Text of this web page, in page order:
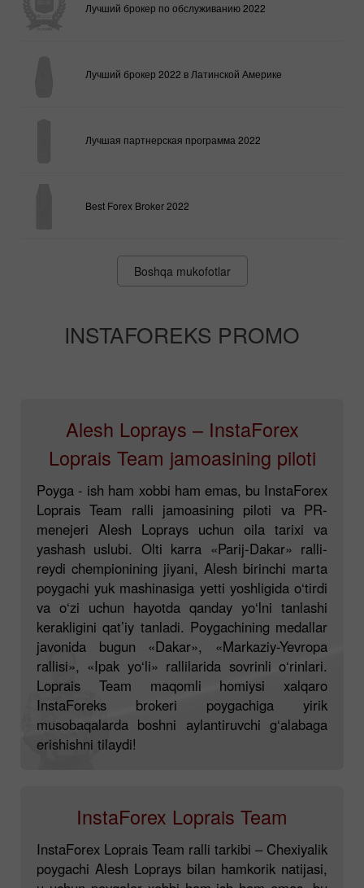
Лучший брокер по обслуживанию 2022
Лучший брокер 2022 в Латинской Америке
Лучшая партнерская программа 2022
Best Forex Broker 2022
Boshqa mukofotlar
INSTAFOREKS PROMO
Alesh Loprays – InstaForex
Loprais Team jamoasining piloti
Poyga - ish ham xobbi ham emas, bu InstaForex
Loprais Team ralli jamoasining piloti va PR-
menejeri Alesh Loprays uchun oila tarixi va
yashash uslubi. Olti karra «Parij-Dakar» ralli-
reydi chempionining jiyani, Alesh birinchi marta
poygachi yuk mashinasiga yetti yoshligida o‘tirdi
va o‘zi uchun hayotda qanday yo‘lni tanlashi
kerakligini qat’iy tanladi. Poygachining medallar
javonida bugun «Dakar», «Markaziy-Yevropa
rallisi», «Ipak yo‘li» rallilarida sovrinli o‘rinlari.
Loprais Team maqomli homiysi xalqaro
InstaForeks brokeri poygachiga yirik
musobaqalarda boshni aylantiruvchi g‘alabaga
erishishni tilaydi!
InstaForex Loprais Team
InstaForex Loprais Team ralli tarkibi – Chexiyalik
poygachi Alesh Loprays bilan hamkorik natijasi,